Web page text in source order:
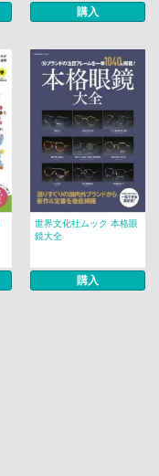
購入
世界文化社ムック 本格眼
鏡大全
購入